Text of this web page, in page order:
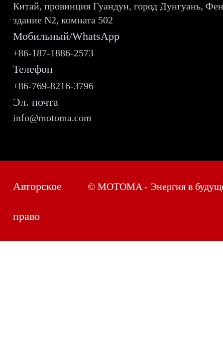
Китай, провинция Гуандун, город Дунгуань,
здание N2, комната 502
Мобильный/WhatsApp
+86-187-1886-2573
Телефон
+86-769-8216-3796
Эл. почта
info@motoma.com
Авторское
право
© MOTOMA - Энергия в